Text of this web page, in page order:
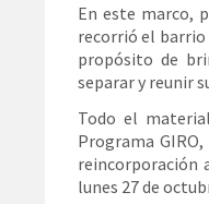
En este marco,
recorrió el
propósito de
separar y reunir
Todo el
Programa
reincorporación
lunes 27 de